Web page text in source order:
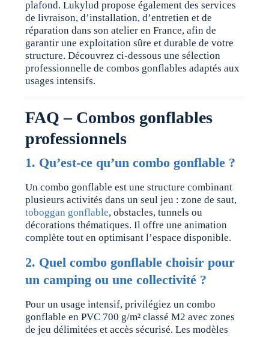
plafond. Lukylud propose également des services
de livraison, d’installation, d’entretien et de
réparation dans son atelier en France, afin de
garantir une exploitation sûre et durable de votre
structure. Découvrez ci-dessous une sélection
professionnelle de combos gonflables adaptés aux
usages intensifs.
FAQ – Combos gonflables
professionnels
1. Qu’est-ce qu’un combo gonflable ?
Un combo gonflable est une structure combinant
plusieurs activités dans un seul jeu : zone de saut,
toboggan gonflable, obstacles, tunnels ou
décorations thématiques. Il offre une animation
complète tout en optimisant l’espace disponible.
2. Quel combo gonflable choisir pour
un camping ou une collectivité ?
Pour un usage intensif, privilégiez un combo
gonflable en PVC 700 g/m² classé M2 avec zones
de jeu délimitées et accès sécurisé. Les modèles